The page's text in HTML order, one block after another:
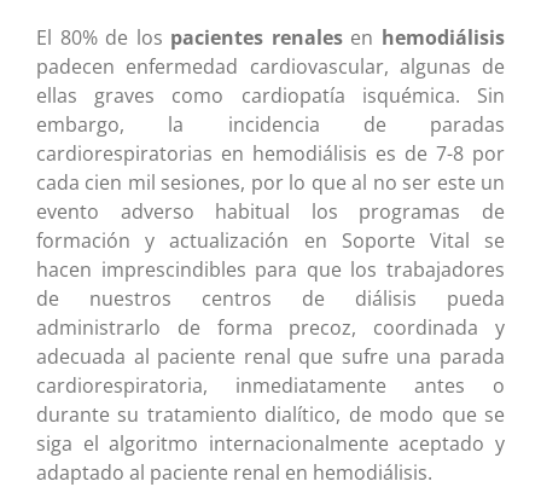
El 80% de los pacientes renalesen hemodiálisis
padecen enfermedad cardiovascular, algunas de
ellas graves como cardiopatía isquémica. Sin
embargo, la incidencia de paradas
cardiorespiratorias en hemodiálisis es de 7-8 por
cada cien mil sesiones, por lo que al no ser este un
evento adverso habitual los programas de
formación y actualización en Soporte Vital se
hacen imprescindibles para que los trabajadores
de nuestros centros de diálisis pueda
administrarlo de forma precoz, coordinada y
adecuada al paciente renal que sufre una parada
cardiorespiratoria, inmediatamente antes o
durante su tratamiento dialítico, de modo que se
siga el algoritmo internacionalmente aceptado y
adaptado al paciente renal en hemodiálisis.